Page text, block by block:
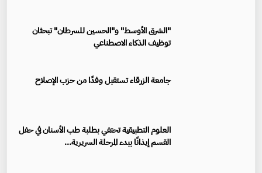
"الشرق الأوسط" و"الحسين للسرطان" تبحثان
توظيف الذكاء الاصطناعي
جامعة الزرقاء تستقبل وفدًا من حزب الإصلاح
العلوم التطبيقية تحتفي بطلبة طب الأسنان في حفل
القسم إيذانًا ببدء المرحلة السريرية...